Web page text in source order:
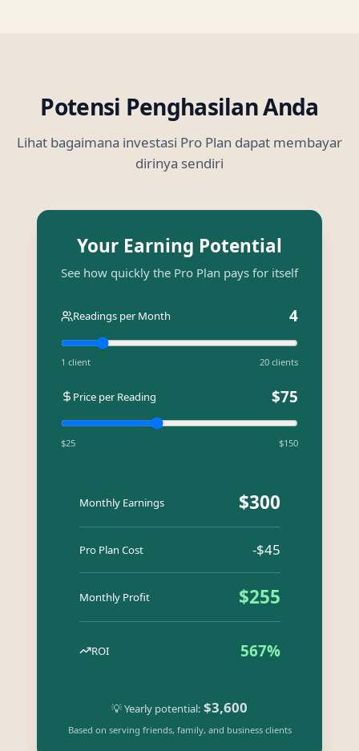
Potensi Penghasilan Anda
Lihat bagaimana investasi Pro Plan dapat membayar
dirinya sendiri
Your Earning Potential
See how quickly the Pro Plan pays for itself
Readings per Month 4
1 client 20 clients
Price per Reading $75
$25 $150
Monthly Earnings $300
Pro Plan Cost -$45
Monthly Profit $255
ROI 567%
💡 Yearly potential: $3,600
Based on serving friends, family, and business clients